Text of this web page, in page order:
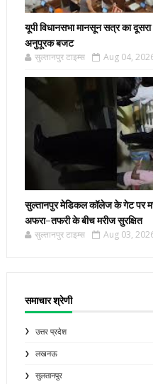
यूपी विधानसभा मानसून सत्र का
अनुपूरक बजट
सुल्तानपुर टाइम्स Aug 04,
सुल्तानपुर मेडिकल कॉलेज के गेट पर
अफरा-तफरी के बीच मरीज सुरक्षित
सुल्तानपुर टाइम्स Aug 03,
समाचार श्रेणी
उत्तर प्रदेश
लखनऊ
सुलतानपुर